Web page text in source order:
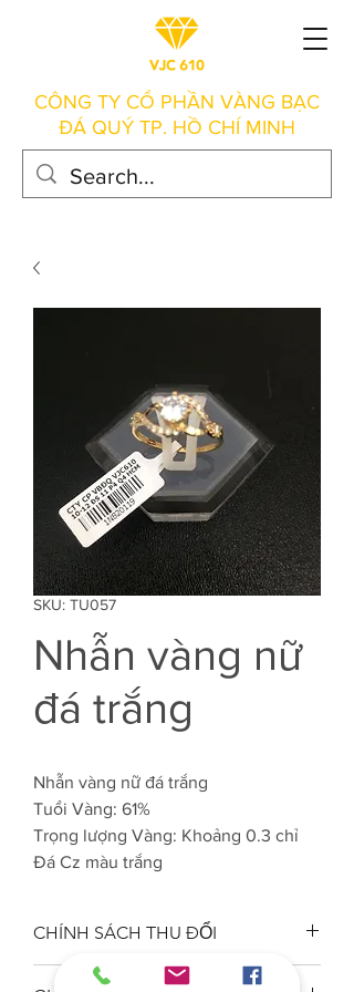
CÔNG TY CỔ PHẦN VÀNG BẠC
ĐÁ QUÝ TP. HỒ CHÍ MINH
SKU: TU057
Nhẫn vàng nữ
đá trắng
Nhẫn vàng nữ đá trắng
Tuổi Vàng: 61%
Trọng lượng Vàng: Khoảng 0.3 chỉ
Đá Cz màu trắng
CHÍNH SÁCH THU ĐỔI
Công ty VJC 610 đảm bảo chất